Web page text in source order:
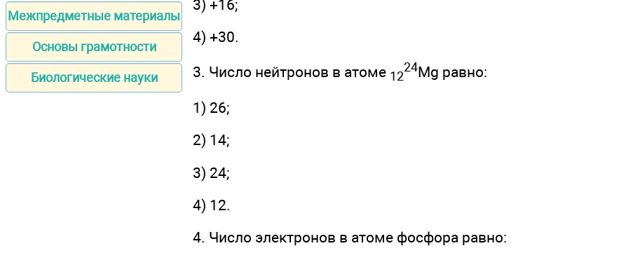
Межпредметные материалы
Основы грамотности
Биологические науки
3) +16;
4) +30.
3. Число нейтронов в атоме 12
24Mg равно:
1) 26;
2) 14;
3) 24;
4) 12.
4. Число электронов в атоме фосфора равно: